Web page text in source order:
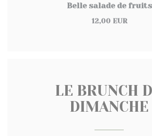
Belle salade de fruits
12,00 EUR
LE BRUNCH
DIMANCHE